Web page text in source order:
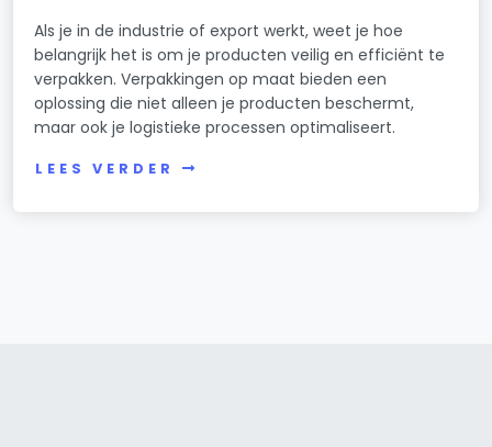
Als je in de industrie of export werkt, weet je hoe
belangrijk het is om je producten veilig en efficiënt te
verpakken. Verpakkingen op maat bieden een
oplossing die niet alleen je producten beschermt,
maar ook je logistieke processen optimaliseert.
LEES VERDER